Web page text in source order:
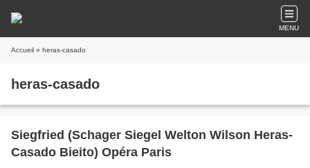
MENU
Accueil » heras-casado
heras-casado
Siegfried (Schager Siegel Welton Wilson Heras-
Casado Bieito) Opéra Paris